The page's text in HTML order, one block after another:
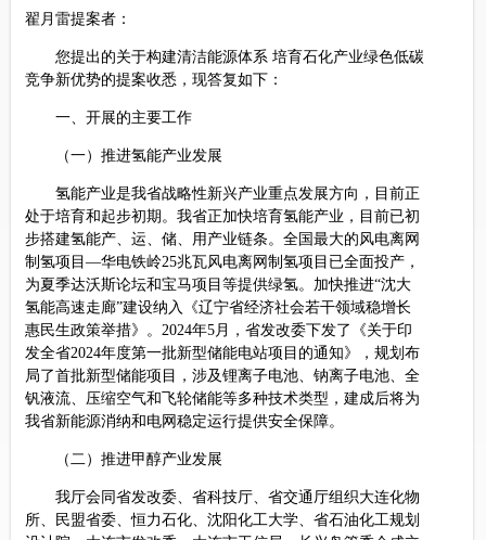
翟月雷提案者：
您提出的关于构建清洁能源体系 培育石化产业绿色低碳
竞争新优势的提案收悉，现答复如下：
一、开展的主要工作
（一）推进氢能产业发展
氢能产业是我省战略性新兴产业重点发展方向，目前正
处于培育和起步初期。我省正加快培育氢能产业，目前已初
步搭建氢能产、运、储、用产业链条。全国最大的风电离网
制氢项目—华电铁岭25兆瓦风电离网制氢项目已全面投产，
为夏季达沃斯论坛和宝马项目等提供绿氢。加快推进“沈大
氢能高速走廊”建设纳入《辽宁省经济社会若干领域稳增长
惠民生政策举措》。2024年5月，省发改委下发了《关于印
发全省2024年度第一批新型储能电站项目的通知》，规划布
局了首批新型储能项目，涉及锂离子电池、钠离子电池、全
钒液流、压缩空气和飞轮储能等多种技术类型，建成后将为
我省新能源消纳和电网稳定运行提供安全保障。
（二）推进甲醇产业发展
我厅会同省发改委、省科技厅、省交通厅组织大连化物
所、民盟省委、恒力石化、沈阳化工大学、省石油化工规划